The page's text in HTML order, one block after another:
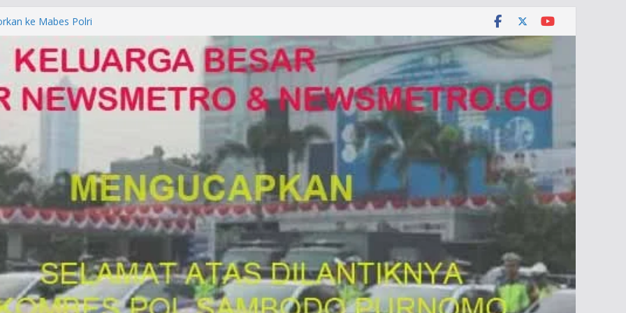
ke Mabes Polri
Palsu, Kapolres
PUNGLI SIM
Alam di Jawa Barat yang
KUHAP Baru 2026, Tegaskan
Dipidana
DENPASAR DAN
POLDA BALI DIDUGA